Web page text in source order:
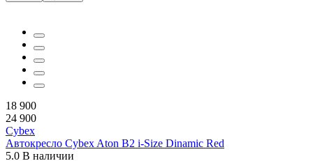
18 900
24 900
Cybex
Автокресло Cybex Aton B2 i-Size Dinamic Red
5.0 В наличии